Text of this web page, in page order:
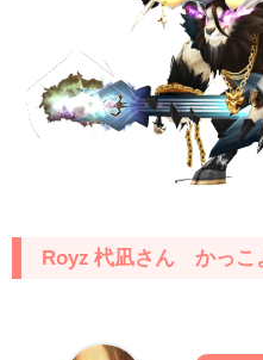
Royz 杙凪さん かっこ